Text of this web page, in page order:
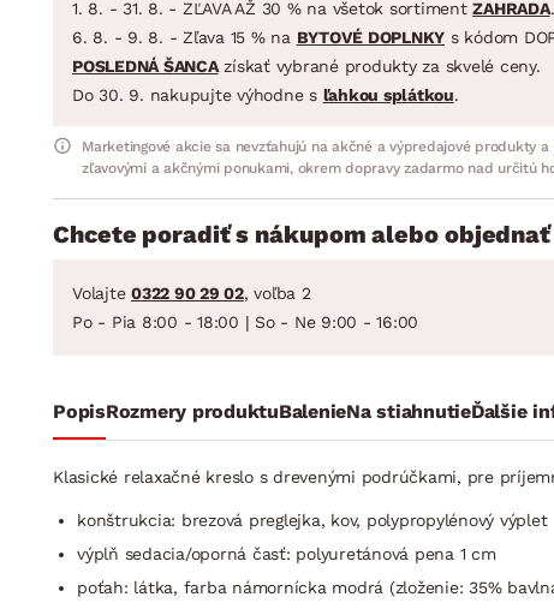
1. 8. - 31. 8. - ZĽAVA AŽ 30 % na všetok sortimentZAHRADA.
6. 8. - 9. 8. - Zľava 15 % na BYTOVÉ DOPLNKY s kódom
POSLEDNÁ ŠANCAzískať vybrané produkty za skvelé ceny.
Do 30. 9. nakupujte výhodne s ľahkou splátkou.
Marketingové akcie sa nevzťahujú na akčné a výpredajové produkty
zľavovými a akčnými ponukami, okrem dopravy zadarmo nad určitú
Chcete poradiť s nákupom alebo
Volajte 0322 90 29 02, voľba 2
Po - Pia 8:00 - 18:00 | So - Ne 9:00 - 16:00
PopisRozmery produktuBalenieNa stiahnutieĎalšie
Klasické relaxačné kreslo s drevenými podrúčkami, pre
konštrukcia: brezová preglejka, kov, polypropyléno­vý výplet
výplň sedacia/oporná časť: polyuretánová pena 1 cm
poťah: látka, farba námornícka modrá (zloženie: 35%